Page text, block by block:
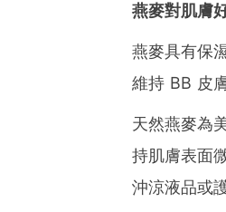
燕麥對肌膚
燕麥具有保
維持 BB 皮
天然燕麥為
持肌膚表面
沖涼液品或